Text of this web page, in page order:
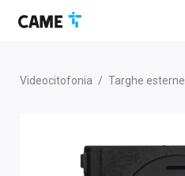
navigazione
Videocitofonia / Targhe esterne